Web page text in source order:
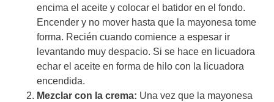
encima el aceite y colocar el batidor en el fondo.
Encender y no mover hasta que la mayonesa tome
forma. Recién cuando comience a espesar ir
levantando muy despacio. Si se hace en licuadora
echar el aceite en forma de hilo con la licuadora
encendida.
Mezclar con la crema: Una vez que la mayonesa